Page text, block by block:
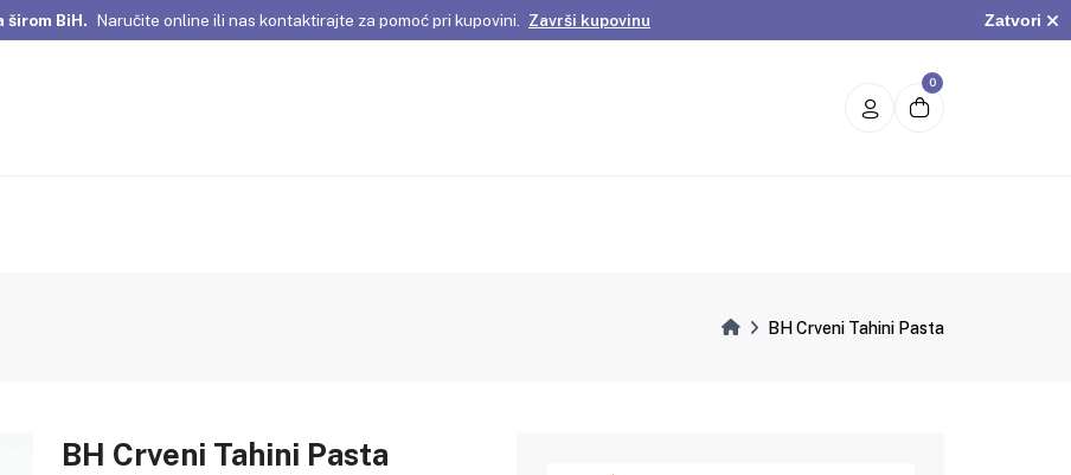
širom BiH. Naručite online ili nas kontaktirajte za pomoć pri kupovini.
Završi kupovinu
Istanbula! Pažljivo odabrani proizvodi i posebne ponude za vas. Pogledaj ponudu
Zatvori
0
BH Crveni Tahini Pasta
BH Crveni Tahini Pasta